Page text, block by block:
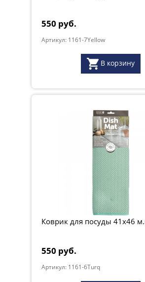
550 руб.
Артикул: 1161-7Yellow
В корзину
Коврик для посуды 41х46
550 руб.
Артикул: 1161-6Turq